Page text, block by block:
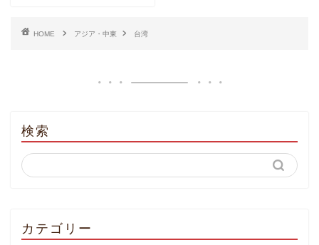
HOME アジア・中東 台湾
検索
カテゴリー